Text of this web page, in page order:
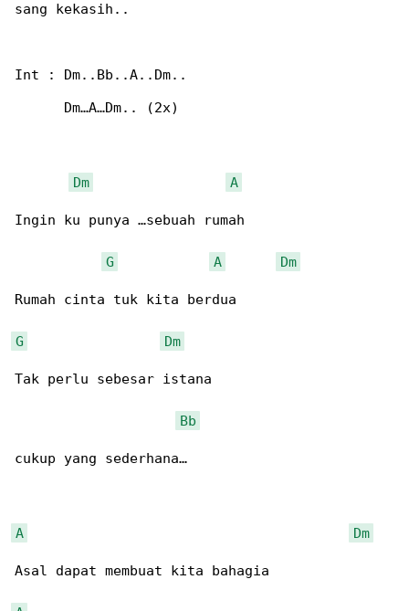
sang kekasih..
Int : Dm..Bb..A..Dm..
      Dm…A…Dm.. (2x)
Dm A
Ingin ku punya …sebuah rumah
G A Dm
Rumah cinta tuk kita berdua
G Dm
Tak perlu sebesar istana
Bb
cukup yang sederhana…
A Dm
Asal dapat membuat kita bahagia